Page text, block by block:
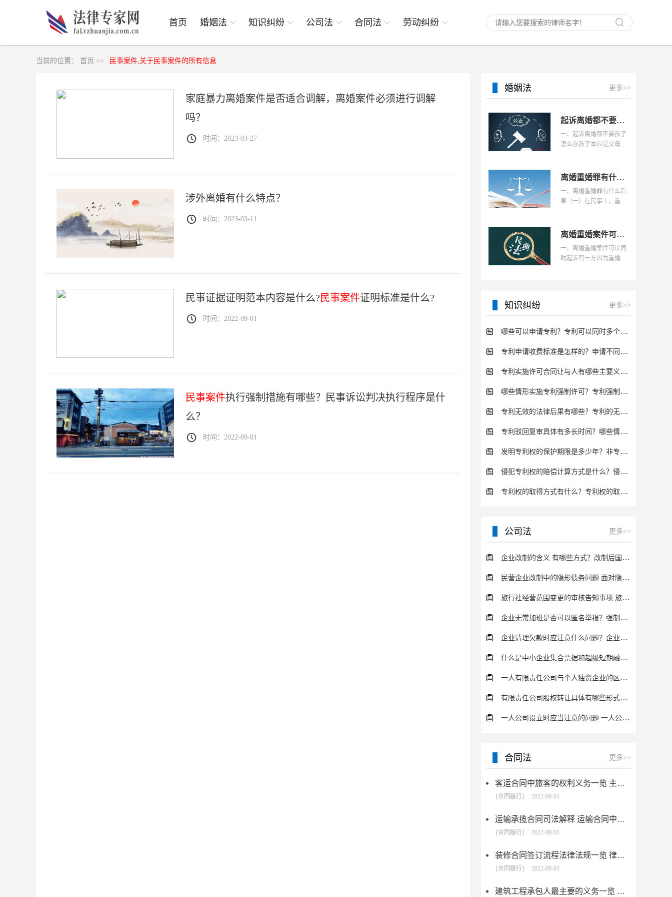
首页 婚姻法 知识纠纷 公司法 合同法 劳动纠纷
当前的位置： 首页 >> 民事案件,关于民事案件的所有信息
家庭暴力离婚案件是否适合调解，离婚案件必须进行调解
吗？
时间：2023-03-27
涉外离婚有什么特点？
时间：2023-03-11
民事证据证明范本内容是什么?民事案件证明标准是什么?
时间：2022-09-01
民事案件执行强制措施有哪些？民事诉讼判决执行程序是什
么？
时间：2022-09-01
婚姻法 更多>>
起诉离婚都不要孩子怎么办？请问起诉离婚需要什么？
一、起诉离婚都不要孩子
怎么办孩子本应是父母爱
多孩子却成为了父母的负
离婚重婚罪有什么后果？重婚离婚财产分配有哪些情况？
一、离婚重婚罪有什么后
果（一）在民事上，重婚
婚登记。重婚是无效婚姻
离婚重婚案件可以同时起诉吗？重婚罪离婚财产如何分配？
一、离婚重婚案件可以同
时起诉吗一方因为重婚导
知识纠纷 更多>>
哪些可以申请专利？专利可以同时多个人一起申请吗？
专利申请收费标准是怎样的？申请不同类型的专利所需要的钱不同
专利实施许可合同让与人有哪些主要义务？专利实施许可合同与专利许可合同有什么区别？
哪些情形实施专利强制许可？专利强制许可的前提条件是什么？
专利无效的法律后果有哪些？专利的无效情形有哪些？
专利驳回复审具体有多长时间？哪些情况下专利申请可能被驳回？
发明专利权的保护期限是多少年？非专利发明人是否有专利申请权？
侵犯专利权的赔偿计算方式是什么？侵犯专利权的诉讼时效为多长时间？
专利权的取得方式有什么？专利权的取得的手续
公司法 更多>>
企业改制的含义 有哪些方式？改制后国企员工属于什么性质？
民营企业改制中的隐形债务问题 面对隐形债务问题应该如何解决？
旅行社经营范围变更的审核告知事项 旅游业的发展现状和趋势
企业无常加班是否可以匿名举报？强制加班公司没有加班费怎么办？
企业清理欠款时应注意什么问题？企业短期借款需要注意哪些事项？
什么是中小企业集合票据和超级短期融资券？一起来了解一下吧！
一人有限责任公司与个人独资企业的区别 这些知识你都知道吗？
有限责任公司股权转让具体有哪些形式？来了解下这五种形式
一人公司设立时应当注意的问题 一人公司的特征
合同法 更多>>
客运合同中旅客的权利义务一览 主要包括这些内容
[合同履行] 2022-09-01
运输承揽合同司法解释 运输合同中承运人的义务有哪些
[合同履行] 2022-09-01
装修合同签订流程法律法规一览 律师解答
[合同履行] 2022-09-01
建筑工程承包人最主要的义务一览 承包合同内容介绍